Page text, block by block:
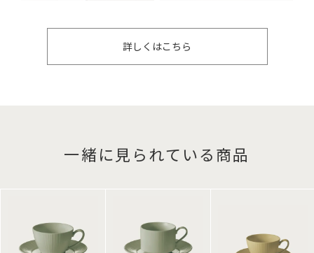
詳しくはこちら
一緒に見られている商品